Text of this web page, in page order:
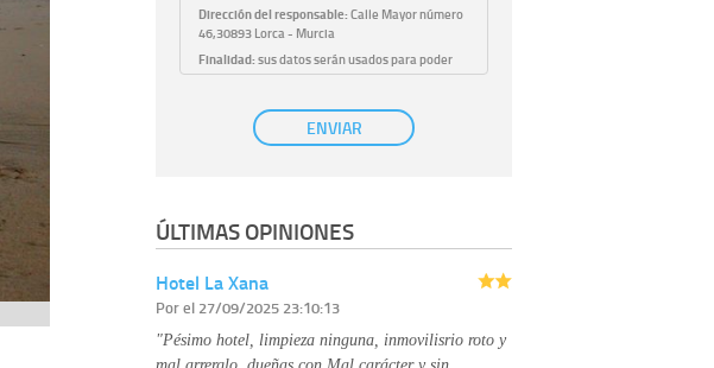
Dirección del responsable:Calle Mayor número
46,30893 Lorca - Murcia
Finalidad:sus datos serán usados para poder
atender sus solicitudes y prestarle nuestros
Publicidad: solo le enviaremos publicidad con su
autorización previa, que podrá facilitarnos
con su consentimiento previo, que podrá
facilitarnos mediante la casilla correspondiente
Destinatarios:
personal de nuestra entidad que esté
conocimiento de la información que le pedimos.
No se comunicarán datos a terceros.
ENVIAR
ÚLTIMAS OPINIONES
Hotel La Xana
Porel 27/09/2025 23:10:13
"Pésimo hotel, limpieza ninguna, inmovilisrio roto y